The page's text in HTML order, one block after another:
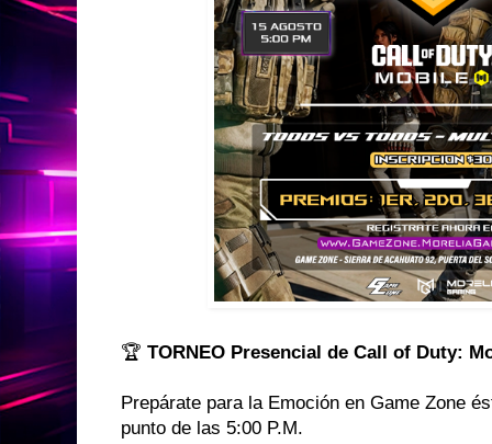
🏆 TORNEO Presencial de Call of Duty:
Prepárate para la Emoción en Game Zone
punto de las 5:00 P.M.